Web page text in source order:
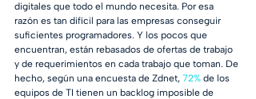
digitales que todo el mundo necesita. Por esa
razón es tan difícil para las empresas conseguir
suficientes programadores. Y los pocos que
encuentran, están rebasados de ofertas de trabajo
y de requerimientos en cada trabajo que toman. De
hecho, según una encuesta de Zdnet, 72% de los
equipos de TI tienen un backlog imposible de